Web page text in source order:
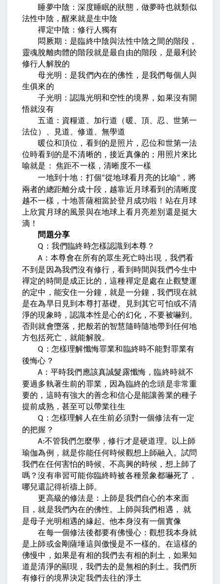
睡夢中陰：深度睡眠的狀態，做夢時也就類似
法性中陰，醒來就是生中陰
禪定中陰：修行人獨有
悶厥期：是臨終中陰與法性中陰之間的階段，
靈魂脫離肉體的階段就是最自由的階段，是最利於
修行人解脫的
母光明：是我們內在的佛性，是我們每個人與
生俱來的
子光明：認識光明和空性的境界，如果沒有開
悟就沒有
五道：資糧道、加行道（暖、頂、忍、世第一
法位）、見道、修道、無學道
暖位和頂位，看到的是照片，忍位和世第一法
位時看到的是不清晰的，接近真像的；用照片來比
喻就是： 焦距不一樣，清晰度不一樣
一地到十地：打個“從地球看月亮的比喻” ，將
兩者的總距離分成十段，越靠近月球看到的清晰度
越不一樣，十地菩薩相當於登月成功啦！站在月球
上欣賞月球的風景與在地球上看月亮差別還是挺大
滴！
問題分享
Q ：我們臨終時怎樣認識到本尊？
A ：本尊會在所有的眾生死亡時出現，我們看
不到是因為我們沒有修行，看到時間與我們今生中
禪定的時間是成正比的，這種禪定是處在止觀雙運
的定中，能安住一分鐘，就是一分鐘，我們現在就
是在為早日見到本尊打基礎。見到其它可怕或不清
淨的現象時，認識本性是心的幻化，不要被嚇到。
否則就會墮落，把般若的智慧隨時隨地帶到任何地
方包括死亡，就能解脫。
Q ：怎樣理解懺悔罪業和臨終時不能對罪業有
後悔心？
A ：平時我們應該真誠髮露懺悔，臨終時就不
要過多執著生前的罪業，因為臨終的念頭是非常重
要的，這時有強大的善念和信心是能讓善業的種子
提前成熟，甚至可以帶業往生
Q ：怎樣理解人在生前必須對一個修法有一定
的把握？
A:不管我們怎麼學，修行才是硬道理。以上師
瑜伽為例，就是你能任何時候觀想上師融入。試問
我們在任何害怕的時候、不高興的時候，想上師了
嗎？沒有串習可能你臨終時被各種景象都嚇死了，
哪兒還記得祈禱上師。
更高級的修法是：上師是我們自心的本來面
目，就是我們內在的佛性。上師與我們相遇， 就
是母子光明相遇的緣起。他本身沒有一個實像
在每一個修法後都要有佛慢心：觀想我本身就
是上師或金剛薩埵這與傲慢是不一樣的。在這樣的
佛慢中，如果是有相的我們去有相的刹土，如果知
道是清淨的顯現，我們去的是無相的刹土。我們所
有修行的境界決定我們去往的淨土